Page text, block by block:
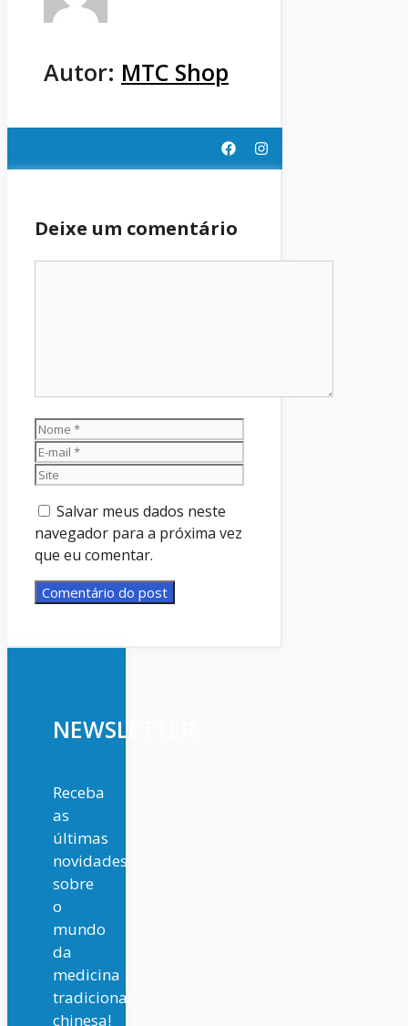
Autor: MTC Shop
Deixe um comentário
Nome
Salvar meus dados neste
navegador para a próxima vez
que eu comentar.
NEWSLETTER
Receba
as
últimas
novidades
sobre
o
mundo
da
medicina
tradicional
chinesa!